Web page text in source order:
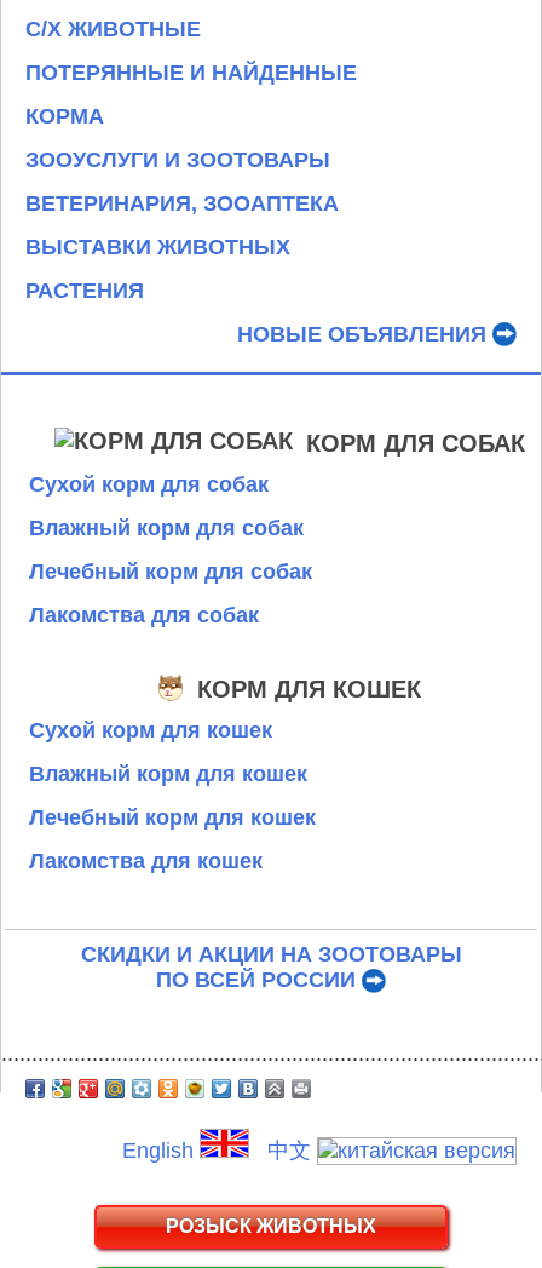
С/Х ЖИВОТНЫЕ
ПОТЕРЯННЫЕ И НАЙДЕННЫЕ
КОРМА
ЗООУСЛУГИ И ЗООТОВАРЫ
ВЕТЕРИНАРИЯ, ЗООАПТЕКА
ВЫСТАВКИ ЖИВОТНЫХ
РАСТЕНИЯ
НОВЫЕ ОБЪЯВЛЕНИЯ
КОРМ ДЛЯ СОБАК
Сухой корм для собак
Влажный корм для собак
Лечебный корм для собак
Лакомства для собак
КОРМ ДЛЯ КОШЕК
Сухой корм для кошек
Влажный корм для кошек
Лечебный корм для кошек
Лакомства для кошек
СКИДКИ И АКЦИИ НА ЗООТОВАРЫ
ПО ВСЕЙ РОССИИ
English 中文
РОЗЫСК ЖИВОТНЫХ